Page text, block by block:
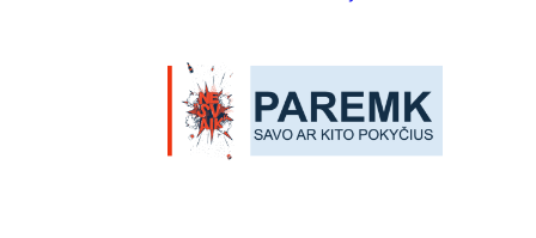
s
u
n
i